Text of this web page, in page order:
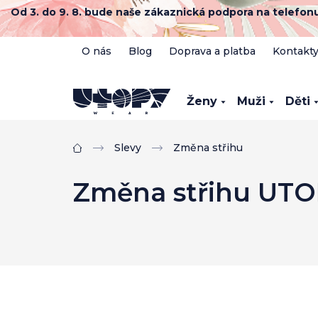
Přejít
na
obsah
Od 3. do 9. 8. bude naše zákaznická podpora na
O nás Blog Doprava a platba Kontakty
Ženy Muži Děti
Domů Slevy Změna střihu
Změna střihu